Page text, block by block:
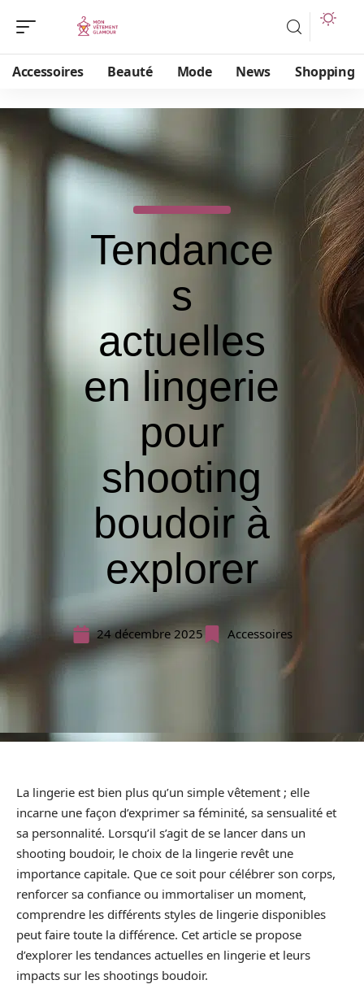
Accessoires Beauté Mode News Shopping
Tendance
s
actuelles
en lingerie
pour
shooting
boudoir à
explorer
24 décembre 2025 Accessoires
La lingerie est bien plus qu’un simple vêtement ; elle
incarne une façon d’exprimer sa féminité, sa sensualité et
sa personnalité. Lorsqu’il s’agit de se lancer dans un
shooting boudoir, le choix de la lingerie revêt une
importance capitale. Que ce soit pour célébrer son corps,
renforcer sa confiance ou immortaliser un moment,
comprendre les différents styles de lingerie disponibles
peut faire toute la différence. Cet article se propose
d’explorer les tendances actuelles en lingerie et leurs
impacts sur les shootings boudoir.